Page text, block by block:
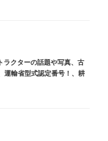
トラクターの話題や写真、 古
運輸省型式認定番号！ 、 耕